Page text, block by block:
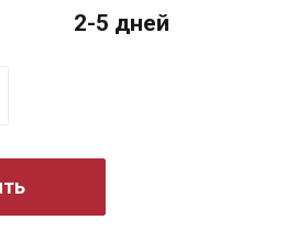
2-5 дней